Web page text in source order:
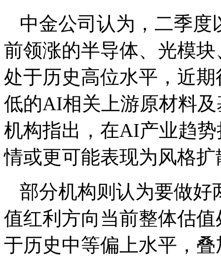
中金公司认为，二季
前领涨的半导体、光模
处于历史高位水平，近
低的AI相关上游原材料
机构指出，在AI产业趋
情或更可能表现为风格
部分机构则认为要做好
值红利方向当前整体估
于历史中等偏上水平，